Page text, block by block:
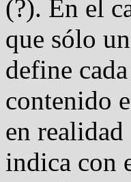
(?). En el
que sólo
define
contenido
en realidad
indica con